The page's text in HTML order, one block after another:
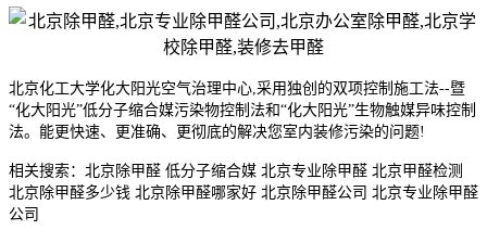
北京化工大学化大阳光空气治理中心,采用独创的双项控制施工法--暨
“化大阳光”低分子缩合媒污染物控制法和“化大阳光”生物触媒异味控制
法。能更快速、更准确、更彻底的解决您室内装修污染的问题!
相关搜索：北京除甲醛 低分子缩合媒 北京专业除甲醛 北京甲醛检测
北京除甲醛多少钱 北京除甲醛哪家好 北京除甲醛公司 北京专业除甲醛
公司